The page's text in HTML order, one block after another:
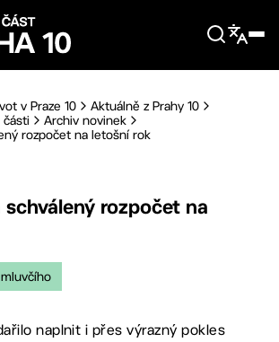
obsah
v Praze 10
Aktuálně z Prahy 10
části
Archiv novinek
rozpočet na letošní rok
schválený rozpočet na
naplnit i přes výrazný pokles